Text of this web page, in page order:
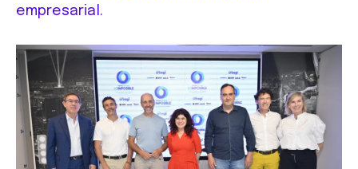
empresarial.